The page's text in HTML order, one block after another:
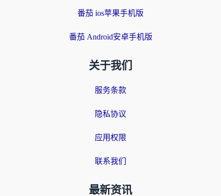
番茄 ios苹果手机版
番茄 Android安卓手机版
关于我们
服务条款
隐私协议
应用权限
联系我们
最新资讯